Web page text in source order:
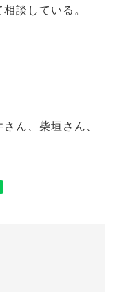
談している。
ん、柴垣さん、